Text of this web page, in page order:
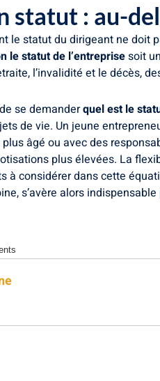
statut : au-
le statut du dirigeant ne doit
le statut de l’entreprisesoit
l’invalidité et le décès,
se demanderquel est le
de vie. Un jeune
plus âgé ou avec des
plus élevées. La
à considérer dans cette
s’avère alors